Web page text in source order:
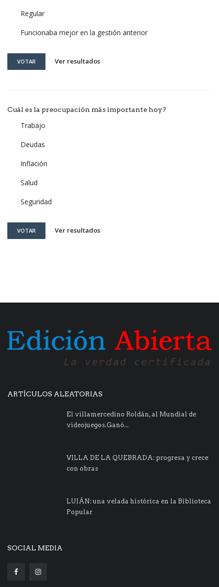
Regular
Funcionaba mejor en la gestión anterior
VOTAR Ver resultados
Cuál es la preocupación más importante hoy?
Trabajo
Deudas
Inflación
Salud
Seguridad
VOTAR Ver resultados
ARTÍCULOS ALEATORIAS
El villamercedino Roldán, al Mundial de
videojuegos.Ganó...
VILLA DE LA QUEBRADA: progresa y crece
con obras
LUJÁN: una velada histórica en la Biblioteca
Popular
SOCIAL MEDIA